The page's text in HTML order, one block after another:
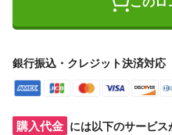
銀行振込・クレジット決済対応
購入代金 には以下のサービス